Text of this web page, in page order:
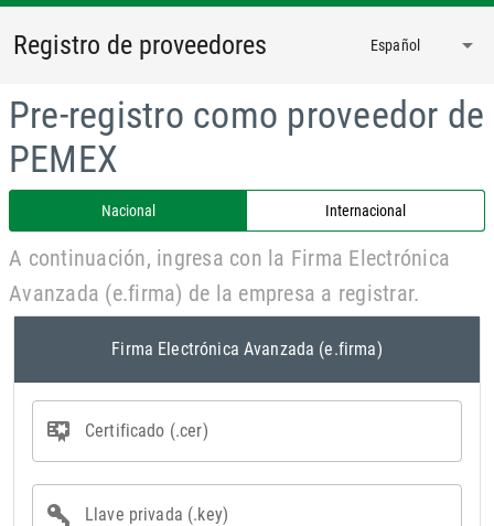
Registro de proveedores Español arrow_drop_down
Pre-registro como proveedor de
PEMEX
Nacional Internacional
A continuación, ingresa con la Firma Electrónica
Avanzada (e.firma) de la empresa a registrar.
Firma Electrónica Avanzada (e.firma)
Certificado (.cer)
Llave privada (.key)